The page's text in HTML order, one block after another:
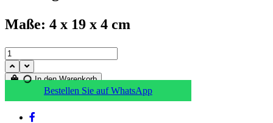
Maße: 4 x 19 x 4 cm
In den Warenkorb
Bestellen Sie auf WhatsApp